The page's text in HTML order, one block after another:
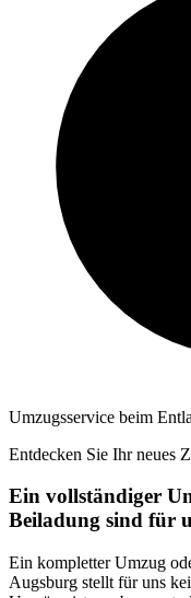
Umzugsservice beim
Entdecken Sie Ihr neues
Ein vollständiger
Beiladung sind für
Ein kompletter Umzug
Augsburg stellt für uns